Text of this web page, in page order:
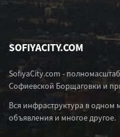
SOFIYACITY.COM
SofiyaCity.com -
Софиевской Борщаговки и
Вся инфраструктура в одном
объявления и многое другое.